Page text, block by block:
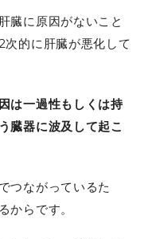
臓に原因がないこと
的に肝臓が悪化して
は一過性もしくは持
臓器に波及して起こ
つながっているた
からです。